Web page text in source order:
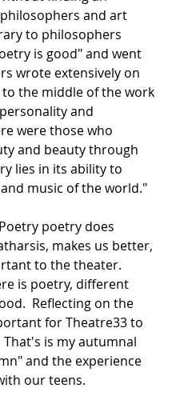
and art
to philosophers
is good" and went
wrote extensively on
the middle of the work
and
were those who
and beauty through
lies in its ability to
music of the world."
poetry does
makes us better,
to the theater.
is poetry, different
Reflecting on the
for Theatre33 to
is my autumnal
and the experience
our teens.